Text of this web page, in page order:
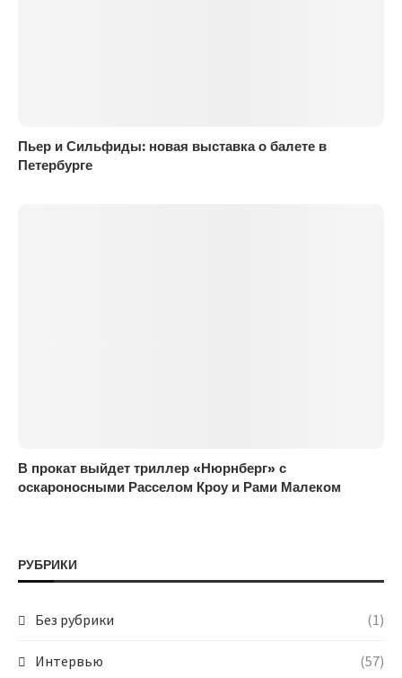
Пьер и Сильфиды: новая выставка о балете в
Петербурге
В прокат выйдет триллер «Нюрнберг» с
оскароносными Расселом Кроу и Рами Малеком
РУБРИКИ
Без рубрики (1)
Интервью (57)